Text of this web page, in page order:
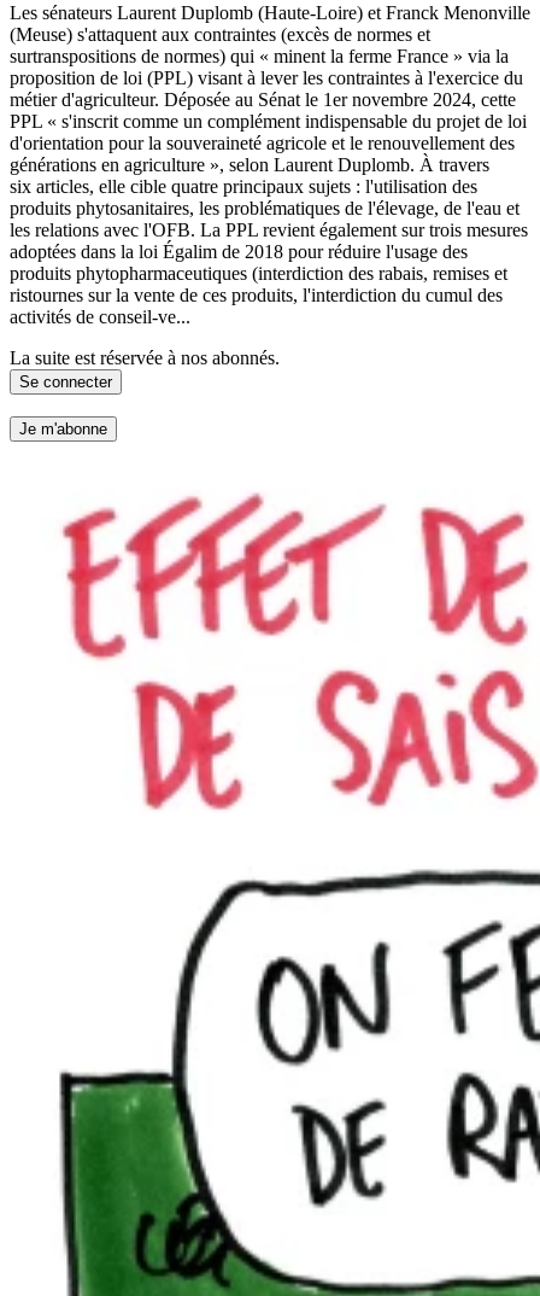
Les sénateurs Laurent Duplomb (Haute-Loire) et Franck Menonville
(Meuse) s'attaquent aux contraintes (excès de normes et
surtranspositions de normes) qui « minent la ferme France » via la
proposition de loi (PPL) visant à lever les contraintes à l'exercice du
métier d'agriculteur. Déposée au Sénat le 1er novembre 2024, cette
PPL « s'inscrit comme un complément indispensable du projet de loi
d'orientation pour la souveraineté agricole et le renouvellement des
générations en agriculture », selon Laurent Duplomb. À travers
six articles, elle cible quatre principaux sujets : l'utilisation des
produits phytosanitaires, les problématiques de l'élevage, de l'eau et
les relations avec l'OFB. La PPL revient également sur trois mesures
adoptées dans la loi Égalim de 2018 pour réduire l'usage des
produits phytopharmaceutiques (interdiction des rabais, remises et
ristournes sur la vente de ces produits, l'interdiction du cumul des
activités de conseil-ve...
La suite est réservée à nos abonnés.
Se connecter
Je m'abonne